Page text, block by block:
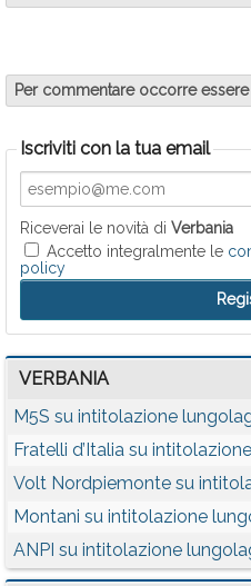
Per commentare occorre
Iscriviti con la tua email
Riceverai le novità di Verbania
Accetto integralmente le
policy
VERBANIA
M5S su intitolazione
Fratelli d’Italia su
Volt Nordpiemonte su
Montani su intitolazione
ANPI su intitolazione